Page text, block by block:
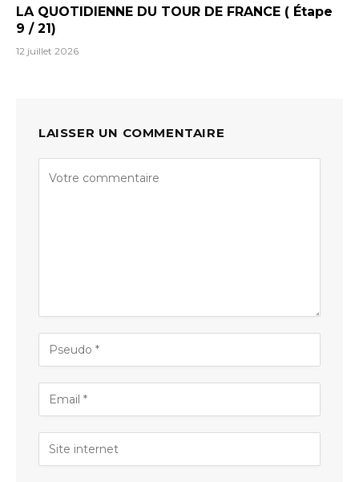
LA QUOTIDIENNE DU TOUR DE FRANCE ( Étape
9 / 21)
12 juillet 2026
LAISSER UN COMMENTAIRE